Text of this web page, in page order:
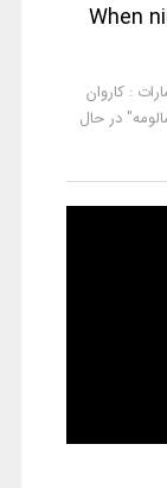
: کاروان
در حال